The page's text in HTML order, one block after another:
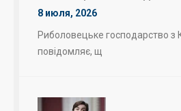
8 июля, 2026
Риболовецьке господарство з
повідомляє, щ